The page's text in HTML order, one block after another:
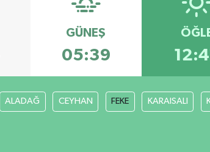
GÜNEŞ
05:39
ALADAĞ CEYHAN FEKE KARAISALI